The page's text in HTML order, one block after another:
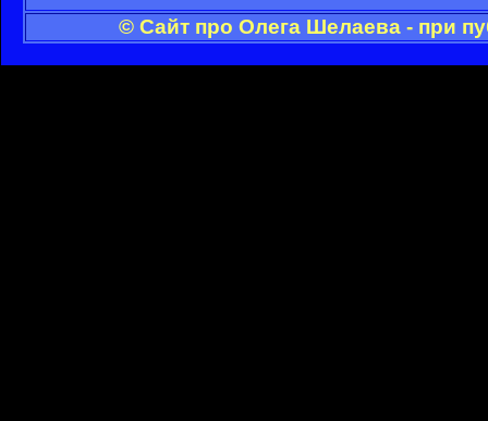
© Сайт про Олега Шелаева - при